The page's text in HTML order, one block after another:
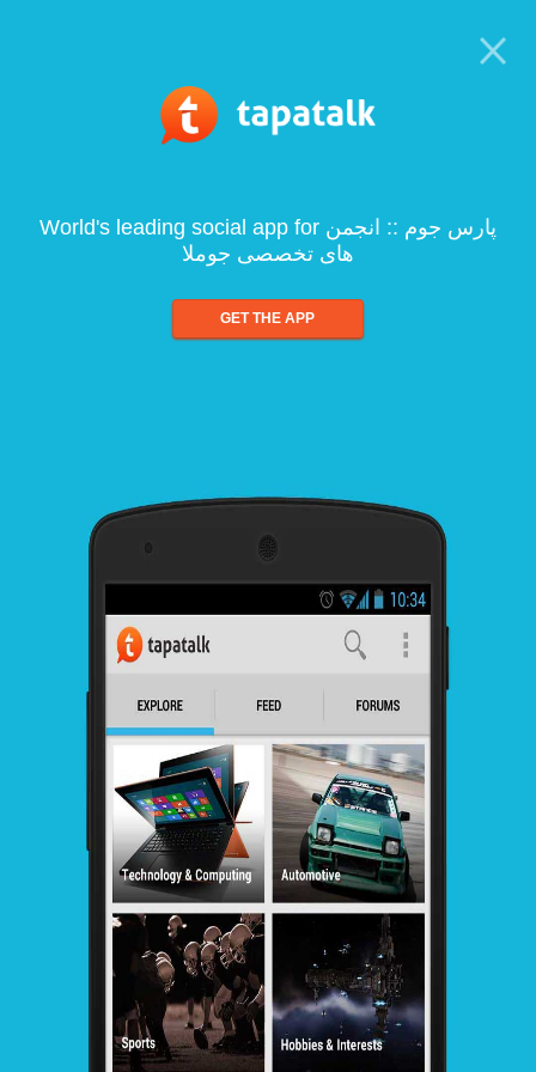
World's leading social app for پارس جوم :: انجمن
های تخصصی جوملا
GET THE APP